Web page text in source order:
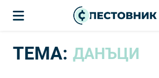
ТЕМА: ДАНЪЦИ